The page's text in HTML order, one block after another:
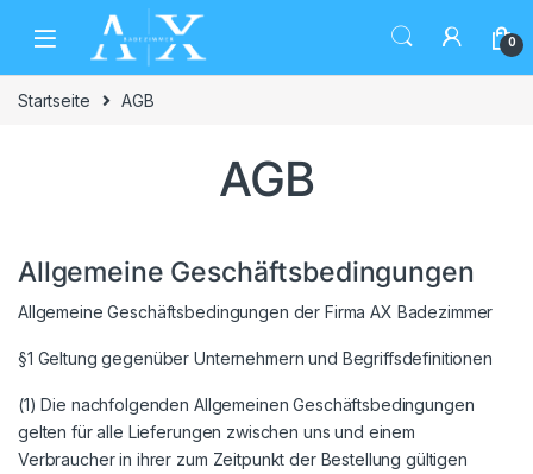
Skip to navigation
Skip to content
0
Startseite AGB
AGB
Allgemeine Geschäftsbedingungen
Allgemeine Geschäftsbedingungen der Firma AX Badezimmer
§1 Geltung gegenüber Unternehmern und Begriffsdefinitionen
(1) Die nachfolgenden Allgemeinen Geschäftsbedingungen
gelten für alle Lieferungen zwischen uns und einem
Verbraucher in ihrer zum Zeitpunkt der Bestellung gültigen